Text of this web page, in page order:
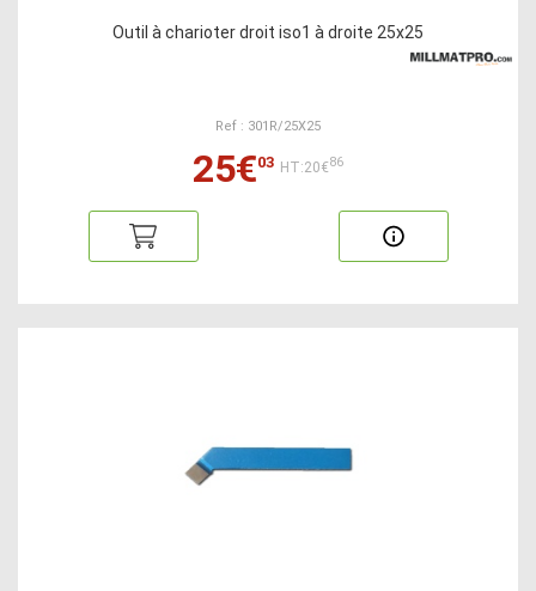
Outil à charioter droit iso1 à droite 25x25
Ref : 301R/25X25
25€03 HT:20€86